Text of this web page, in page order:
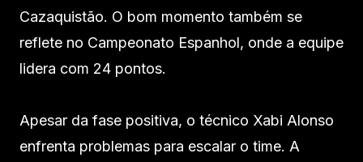
Cazaquistão. O bom momento também se
reflete no Campeonato Espanhol, onde a equipe
lidera com 24 pontos.
Apesar da fase positiva, o técnico Xabi Alonso
enfrenta problemas para escalar o time. A